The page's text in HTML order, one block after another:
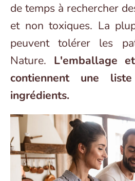
de temps à rechercher
et non toxiques. La
peuvent tolérer les
Nature. L'emballage
contiennent une
ingrédients.